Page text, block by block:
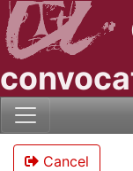
Cancel